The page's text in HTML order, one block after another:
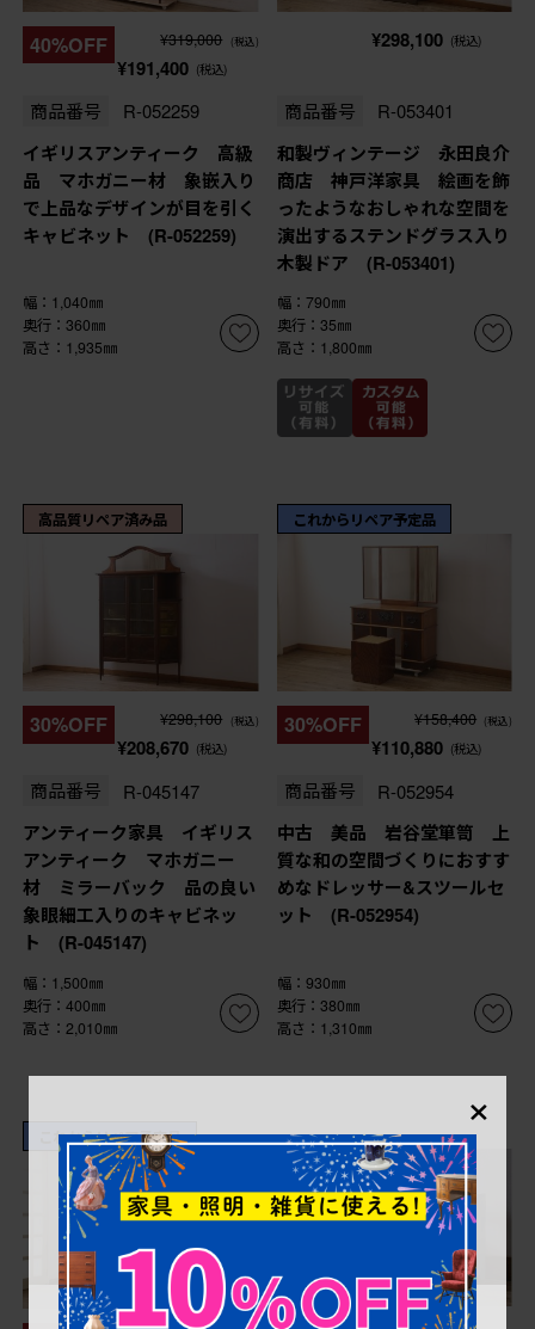
40%OFF ¥319,000 (税込)
¥191,400 (税込)
商品番号 R-052259
イギリスアンティーク 高級
品 マホガニー材 象嵌入り
で上品なデザインが目を引く
キャビネット (R-052259)
幅：1,040㎜
奥行：360㎜
高さ：1,935㎜
¥298,100 (税込)
商品番号 R-053401
和製ヴィンテージ 永田良介
商店 神戸洋家具 絵画を飾
ったようなおしゃれな空間を
演出するステンドグラス入り
木製ドア (R-053401)
幅：790㎜
奥行：35㎜
高さ：1,800㎜
高品質リペア済み品
30%OFF ¥298,100 (税込)
¥208,670 (税込)
商品番号 R-045147
アンティーク家具 イギリス
アンティーク マホガニー
材 ミラーバック 品の良い
象眼細工入りのキャビネッ
ト (R-045147)
幅：1,500㎜
奥行：400㎜
高さ：2,010㎜
これからリペア予定品
30%OFF ¥158,400 (税込)
¥110,880 (税込)
商品番号 R-052954
中古 美品 岩谷堂箪笥 上
質な和の空間づくりにおすす
めなドレッサー&スツールセ
ット (R-052954)
幅：930㎜
奥行：380㎜
高さ：1,310㎜
これからリペア予定品
×